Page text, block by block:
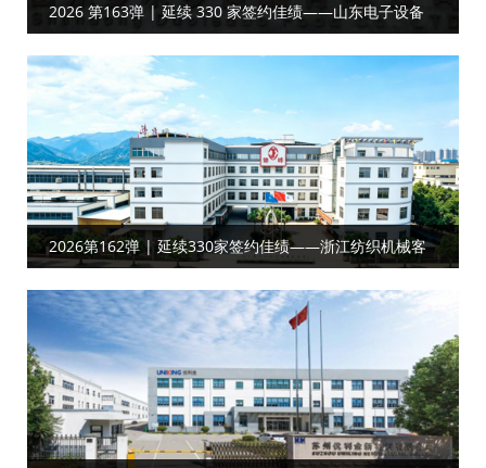
2026 第163弹 | 延续 330 家签约佳绩——山东电子设备
客户携手共启工厂目视化合作
2026第162弹 | 延续330家签约佳绩——浙江纺织机械客
户合作工厂目视化